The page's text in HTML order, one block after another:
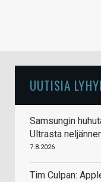
UUTISIA
Samsungin
Ultrasta
7.8.2026
Tim Culpan: